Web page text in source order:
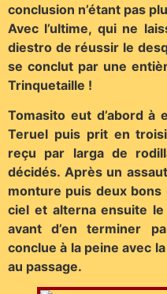
conclusion n’étant pas
Avec l’ultime, qui ne
diestro de réussir le
se conclut par une
Trinquetaille !
Tomasito eut d’abord à
Teruel puis prit en
reçu par larga de
décidés. Après un
monture puis deux bons
ciel et alterna ensuite
avant d’en terminer
conclue à la peine avec
au passage.